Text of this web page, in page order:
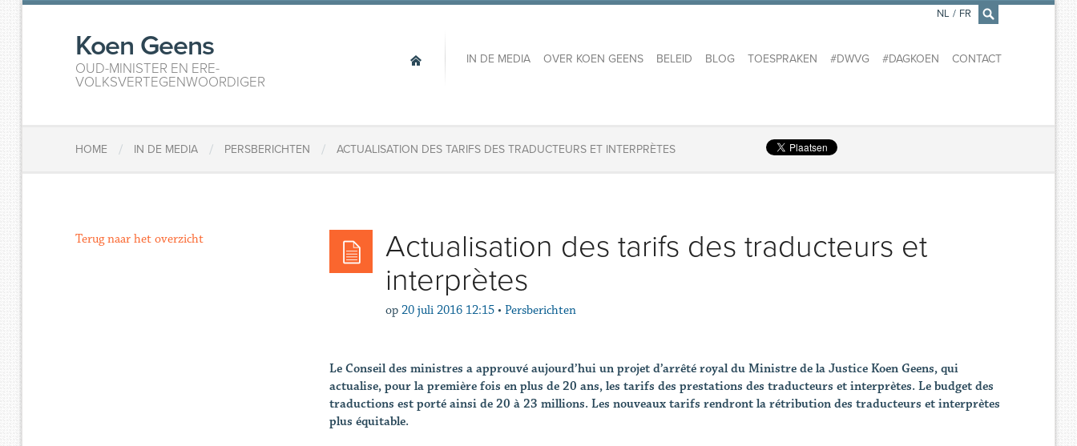
×
Koen Geens
OUD-MINISTER EN ERE-
VOLKSVERTEGENWOORDIGER
IN DE MEDIA OVER KOEN GEENS BELEID BLOG TOESPRAKEN #DWVG #DAGKOEN CONTACT
NL / FR
HOME / IN DE MEDIA / PERSBERICHTEN / ACTUALISATION DES TARIFS DES TRADUCTEURS ET INTERPRÈTES
Actualisation des tarifs des traducteurs et
interprètes
op 20 juli 2016 12:15 • Persberichten
Le Conseil des ministres a approuvé aujourd’hui un projet d’arrêté royal du Ministre de la Justice Koen Geens, qui
actualise, pour la première fois en plus de 20 ans, les tarifs des prestations des traducteurs et interprètes. Le budget des
traductions est porté ainsi de 20 à 23 millions. Les nouveaux tarifs rendront la rétribution des traducteurs et interprètes
plus équitable.
Terug naar het overzicht